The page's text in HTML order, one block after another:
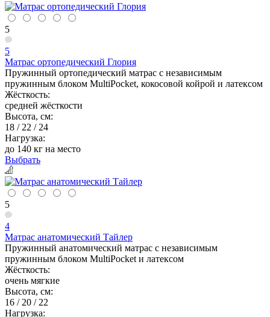
5
5
Матрас ортопедический Глория
Пружинный ортопедический матрас с независимым
пружинным блоком MultiPocket, кокосовой койрой и латексом
Жёсткость:
средней жёсткости
Высота, см:
18 / 22 / 24
Нагрузка:
до 140 кг на место
Выбрать
5
4
Матрас анатомический Тайлер
Пружинный анатомический матрас с независимым
пружинным блоком MultiPocket и латексом
Жёсткость:
очень мягкие
Высота, см:
16 / 20 / 22
Нагрузка: